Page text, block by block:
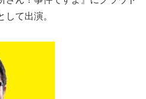
て出演。